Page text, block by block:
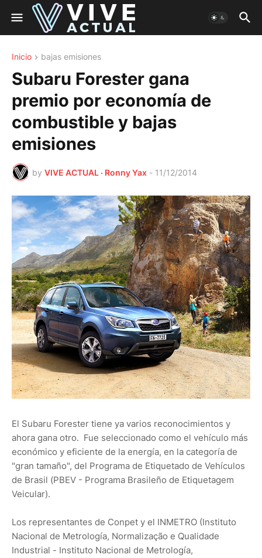
Inicio bajas emisiones
Subaru Forester gana
premio por economía de
combustible y bajas
emisiones
by VIVE ACTUAL · Ronny Yax - 11/12/2014
El Subaru Forester tiene ya varios reconocimientos y
ahora gana otro. Fue seleccionado como el vehículo más
económico y eficiente de la energía, en la categoría de
"gran tamaño", del Programa de Etiquetado de Vehículos
de Brasil (PBEV - Programa Brasileño de Etiquetagem
Veicular).
Los representantes de Conpet y el INMETRO (Instituto
Nacional de Metrología, Normalização e Qualidade
Industrial - Instituto Nacional de Metrología,